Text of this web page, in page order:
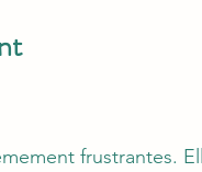
frustrantes.